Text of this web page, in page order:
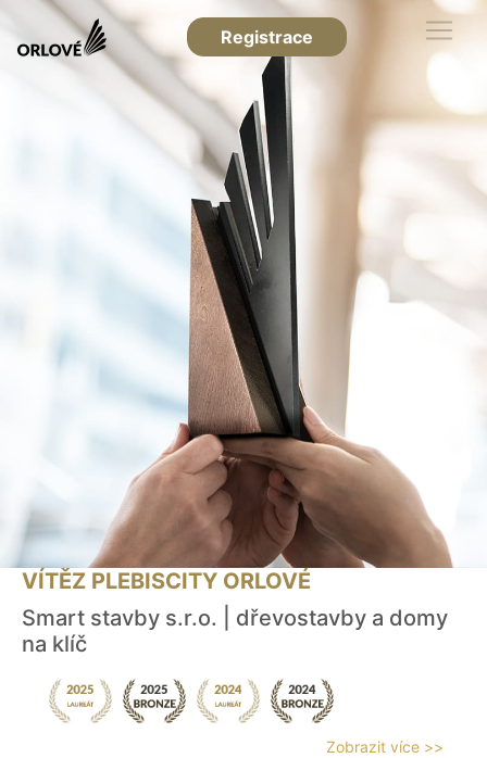
Registrace
VÍTĚZ PLEBISCITY ORLOVÉ
Smart stavby s.r.o. | dřevostavby a domy
na klíč
Zobrazit více >>